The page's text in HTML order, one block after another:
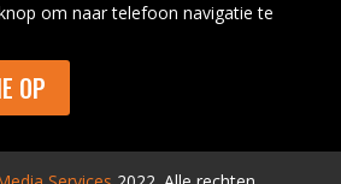
om naar telefoon navigatie te
OP